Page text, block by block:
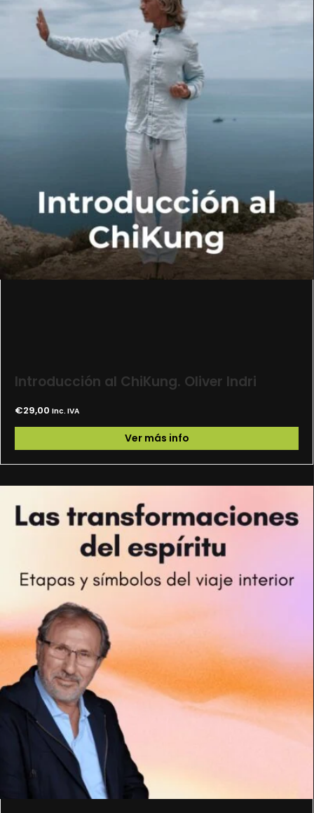
Introducción al ChiKung. Oliver Indri
€29,00 Inc. IVA
Ver más info